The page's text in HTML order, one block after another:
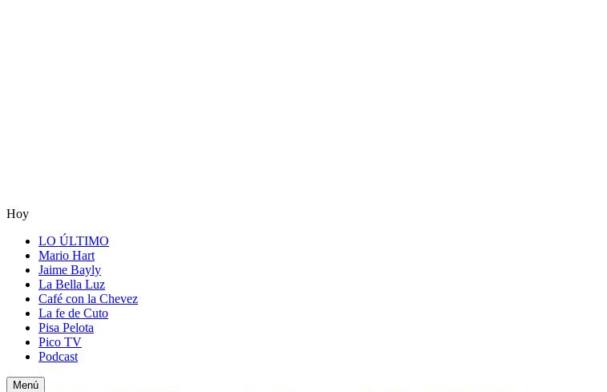
Hoy
LO ÚLTIMO
Mario Hart
Jaime Bayly
La Bella Luz
Café con la Chevez
La fe de Cuto
Pisa Pelota
Pico TV
Podcast
Menú